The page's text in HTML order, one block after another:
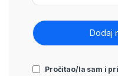
Pročitao/la sam i